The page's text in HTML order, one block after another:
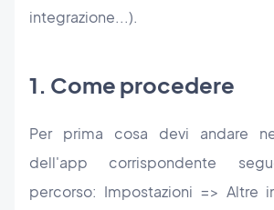
integrazione...).
1. Come procedere
Per prima cosa devi andare
dell'app corrispondente
percorso: Impostazioni => Altre